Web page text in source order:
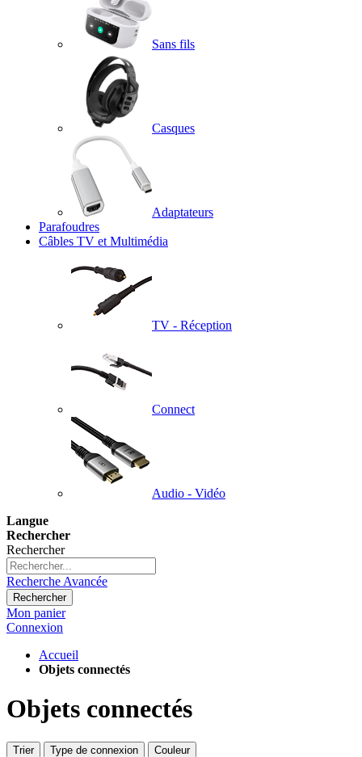
Sans fils
Casques
Adaptateurs
Parafoudres
Câbles TV et Multimédia
TV - Réception
Connect
Audio - Vidéo
Langue
Rechercher
Rechercher
Recherche Avancée
Rechercher
Mon panier
Connexion
Accueil
Objets connectés
Objets connectés
Trier Type de connexion Couleur